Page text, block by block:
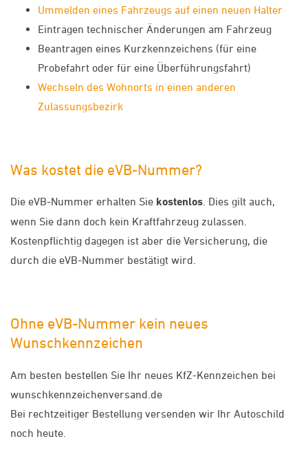
Ummelden eines Fahrzeugs auf einen neuen Halter
Eintragen technischer Änderungen am Fahrzeug
Beantragen eines Kurzkennzeichens (für eine
Probefahrt oder für eine Überführungsfahrt)
Wechseln des Wohnorts in einen anderen
Zulassungsbezirk
Was kostet die eVB-Nummer?
Die eVB-Nummer erhalten Sie kostenlos . Dies gilt auch,
wenn Sie dann doch kein Kraftfahrzeug zulassen.
Kostenpflichtig dagegen ist aber die Versicherung, die
durch die eVB-Nummer bestätigt wird.
Ohne eVB-Nummer kein neues
Wunschkennzeichen
Am besten bestellen Sie Ihr neues KfZ-Kennzeichen bei
wunschkennzeichenversand.de
Bei rechtzeitiger Bestellung versenden wir Ihr Autoschild
noch heute.